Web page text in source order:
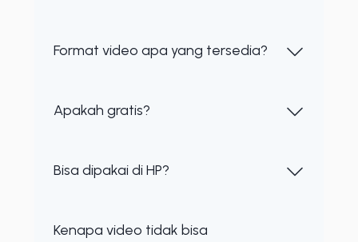
Format video apa yang tersedia?
Apakah gratis?
Bisa dipakai di HP?
Kenapa video tidak bisa